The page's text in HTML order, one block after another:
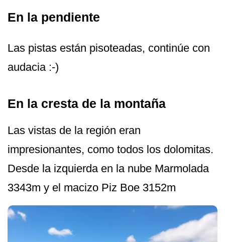
En la pendiente
Las pistas están pisoteadas, continúe con
audacia :-)
En la cresta de la montaña
Las vistas de la región eran
impresionantes, como todos los dolomitas.
Desde la izquierda en la nube Marmolada
3343m y el macizo Piz Boe 3152m